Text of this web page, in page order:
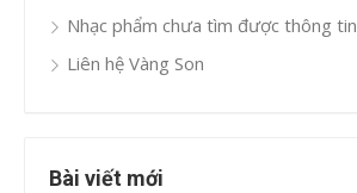
Nhạc phẩm chưa tìm được thông tin
Liên hệ Vàng Son
Bài viết mới